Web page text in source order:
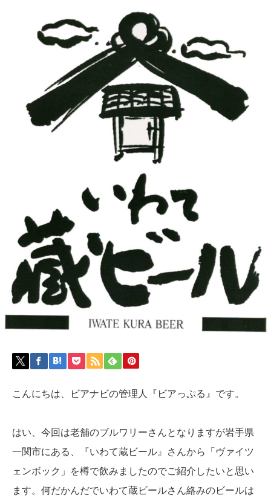
こんにちは、ビアナビの管理人『ビアっぷる』です。
はい、今回は老舗のブルワリーさんとなりますが岩手県
一関市にある、『いわて蔵ビール』さんから「ヴァイツ
ェンボック」を樽で飲みましたのでご紹介したいと思い
ます。何だかんだでいわて蔵ビールさん絡みのビールは